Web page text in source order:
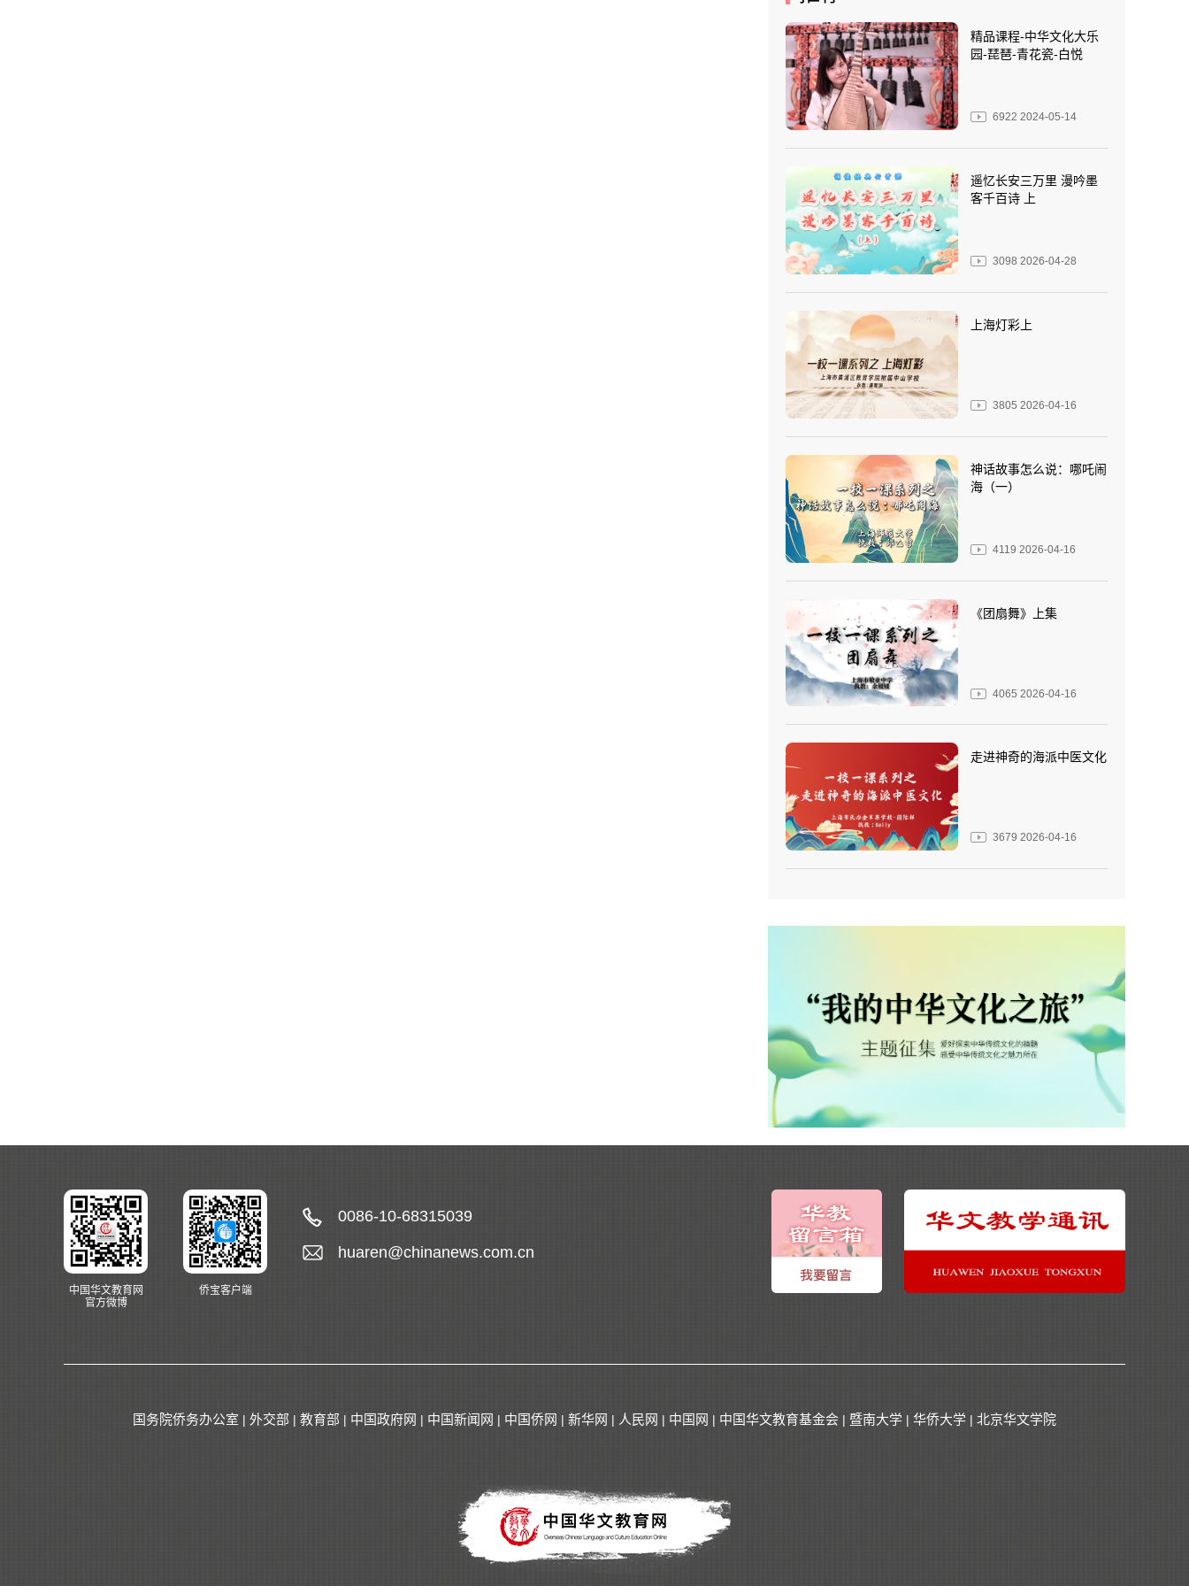
精品课程-中华文化大乐
园-琵琶-青花瓷-白悦
6922 2024-05-14
遥忆长安三万里 漫吟墨
客千百诗 上
3098 2026-04-28
上海灯彩上
3805 2026-04-16
神话故事怎么说：哪吒闹
海（一）
4119 2026-04-16
《团扇舞》上集
4065 2026-04-16
走进神奇的海派中医文化
3679 2026-04-16
中国华文教育网
官方微博
侨宝客户端
0086-10-68315039
huaren@chinanews.com.cn
国务院侨务办公室 | 外交部 | 教育部 | 中国政府网 | 中国新闻网 | 中国侨网 | 新华网 | 人民网 | 中国网 | 中国华文教育基金会 | 暨南大学 | 华侨大学 | 北京华文学院